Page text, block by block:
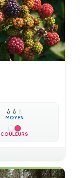
💧 💧 💧
MOYEN
COULEURS